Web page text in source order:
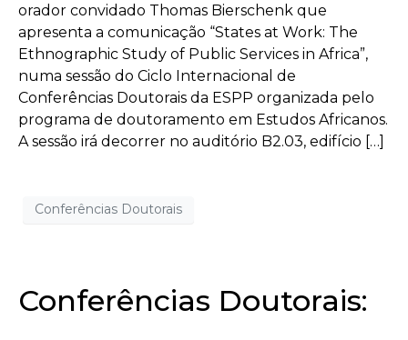
orador convidado Thomas Bierschenk que
apresenta a comunicação “States at Work: The
Ethnographic Study of Public Services in Africa”,
numa sessão do Ciclo Internacional de
Conferências Doutorais da ESPP organizada pelo
programa de doutoramento em Estudos Africanos.
A sessão irá decorrer no auditório B2.03, edifício […]
Conferências Doutorais
Conferências Doutorais: